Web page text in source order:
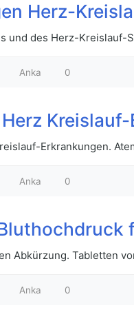
Herz-
und des Herz-
Anka 0
Erkrankungen.
Anka 0
Abkürzung. Tabletten
Anka 0